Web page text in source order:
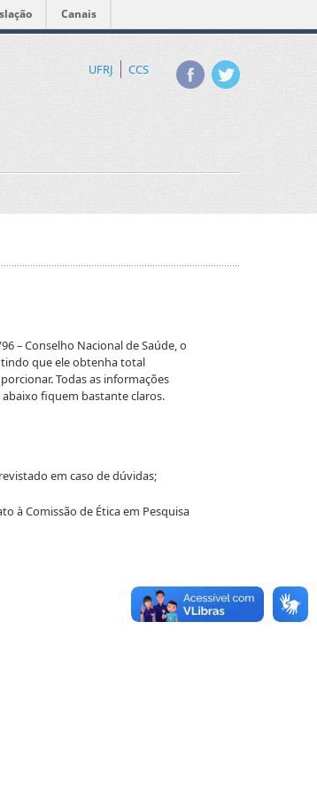
Canais
UFRJ CCS
– Conselho Nacional de Saúde, o
que ele obtenha total
Todas as informações
fiquem bastante claros.
em caso de dúvidas;
à Comissão de Ética em Pesquisa